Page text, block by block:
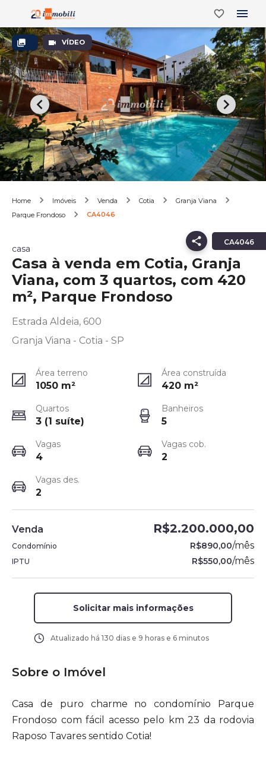
VÍDEO
Home Imóveis Venda Cotia
Granja Viana
Parque Frondoso
CA4046
CA4046
casa
Casa à venda em Cotia, Granja
Viana, com 3 quartos, com 420
m², Parque Frondoso
Estrada Aldeia, 600
Granja Viana - Cotia - SP
Área terreno
1050 m²
Área construída
420 m²
Quartos
3 (1 suíte)
Banheiros
5
Vagas
4
Vagas cob.
2
Vagas des.
2
Venda R$2.200.000,00
Condomínio R$890,00/mês
IPTU R$550,00/mês
Solicitar mais informações
Atualizado há 130 dias e 9 horas e 6 minutos
Sobre o Imóvel
Casa de puro charme no condomínio Parque
Frondoso com fácil acesso pelo km 23 da rodovia
Raposo Tavares sentido Cotia!